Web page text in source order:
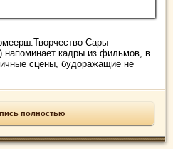
Сары
напоминает кадры из фильмов, в
сцены, будоражащие не
полностью